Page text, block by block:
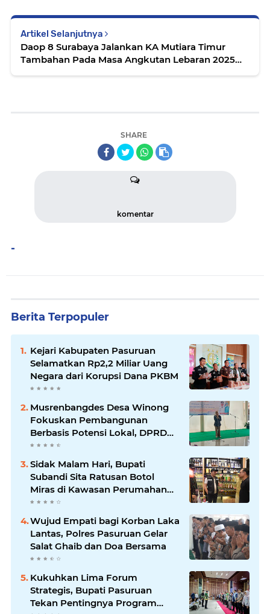
Artikel Selanjutnya
Daop 8 Surabaya Jalankan KA Mutiara Timur
Tambahan Pada Masa Angkutan Lebaran 2025
SHARE
komentar
-
Berita Terpopuler
Kejari Kabupaten Pasuruan
Selamatkan Rp2,2 Miliar Uang
Negara dari Korupsi Dana PKBM
Musrenbangdes Desa Winong
Fokuskan Pembangunan
Berbasis Potensi Lokal, DPRD
Optimistis Meski Dihantam
Efisiensi Anggaran
Sidak Malam Hari, Bupati
Subandi Sita Ratusan Botol
Miras di Kawasan Perumahan
Sidoarjo
Wujud Empati bagi Korban Laka
Lantas, Polres Pasuruan Gelar
Salat Ghaib dan Doa Bersama
Kukuhkan Lima Forum
Strategis, Bupati Pasuruan
Tekan Pentingnya Program